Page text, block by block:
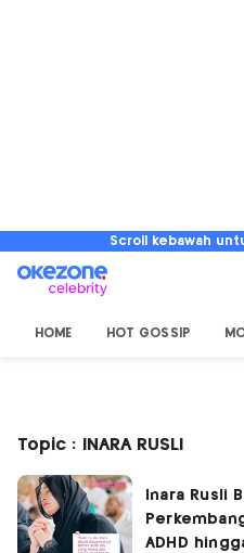
Scroll kebawah
HOME HOT GOSSIP
Topic : INARA RUSLI
Inara Rusli
ADHD